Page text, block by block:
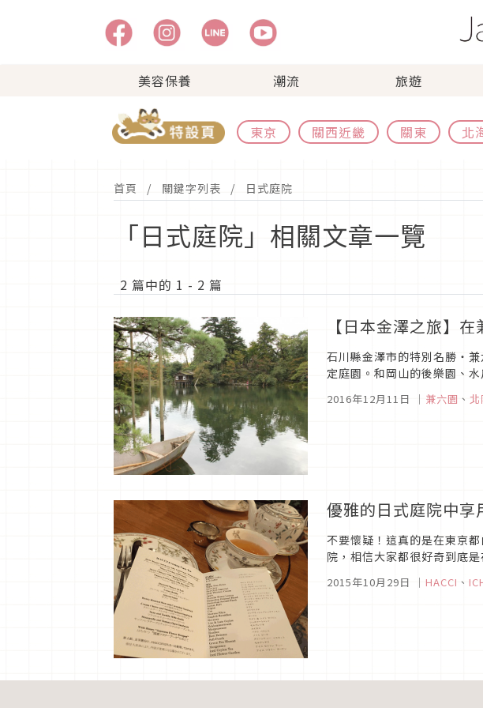
美容保養 潮流 旅遊
東京 關西近畿 關東 北
首頁 關鍵字列表 日式庭院
「日式庭院」相關文章一覽
2 篇中的 1 - 2 篇
【日本金澤之旅】
石川縣金澤市的特別名勝・
定庭園。和岡山的後樂園、
2016年12月11日 ｜ 兼六園 、 北
優雅的日式庭院中享
不要懷疑！這真的是在東京
院，相信大家都很好奇到底
機場都有直達巴士可以到達
2015年10月29日 ｜ HACCI 、